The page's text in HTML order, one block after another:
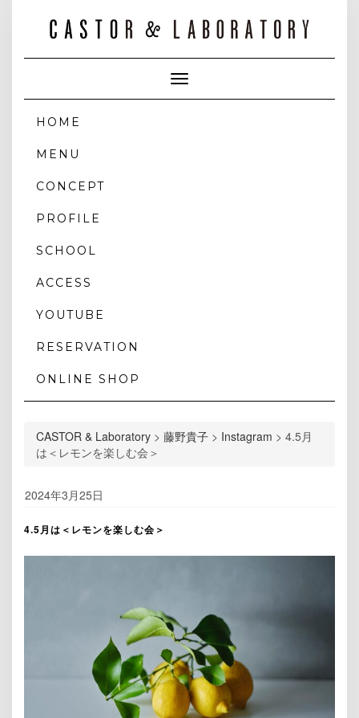
Toggle
Navigation
HOME
MENU
CONCEPT
PROFILE
SCHOOL
ACCESS
YOUTUBE
RESERVATION
ONLINE SHOP
CASTOR & Laboratory > 藤野貴子 > Instagram > 4.5月
は＜レモンを楽しむ会＞
2024年3月25日
4.5月は＜レモンを楽しむ会＞